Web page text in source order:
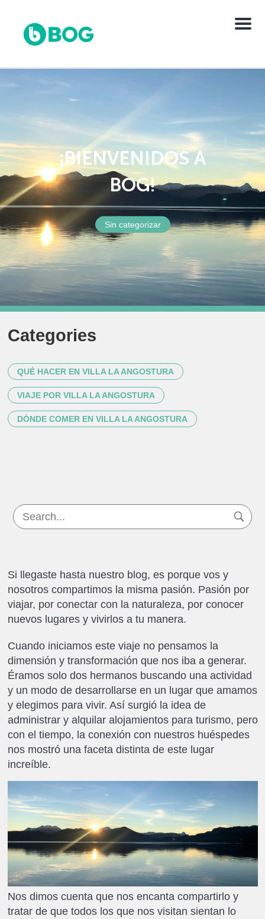
Menu
¡BIENVENIDOS A
BOG!
Sin categorizar
Si llegaste hasta nuestro blog, es porque vos y
nosotros compartimos la misma pasión. Pasión por
viajar, por conectar con la naturaleza, por conocer
nuevos lugares y vivirlos a tu manera.
Cuando iniciamos este viaje no pensamos la
dimensión y transformación que nos iba a generar.
Éramos solo dos hermanos buscando una actividad
y un modo de desarrollarse en un lugar que amamos
y elegimos para vivir. Así surgió la idea de
administrar y alquilar alojamientos para turismo, pero
con el tiempo, la conexión con nuestros huéspedes
nos mostró una faceta distinta de este lugar
increíble.
Nos dimos cuenta que nos encanta compartirlo y
tratar de que todos los que nos visitan sientan lo
Categories
QUÉ HACER EN VILLA LA ANGOSTURA
VIAJE POR VILLA LA ANGOSTURA
DÓNDE COMER EN VILLA LA ANGOSTURA